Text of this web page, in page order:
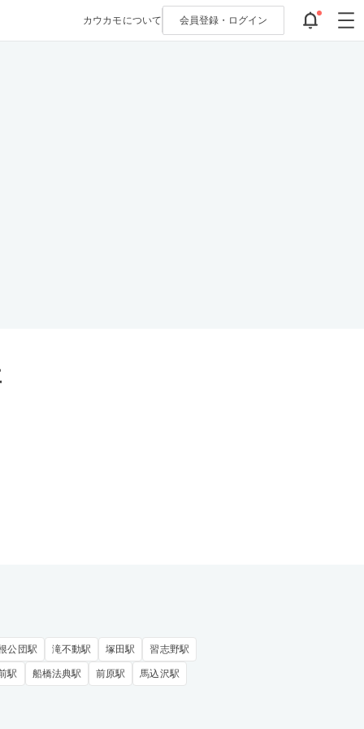
カウカモについて 会員登録・ ログイン
公団駅 滝不動駅 塚田駅 習志野駅
駅 船橋法典駅 前原駅 馬込沢駅